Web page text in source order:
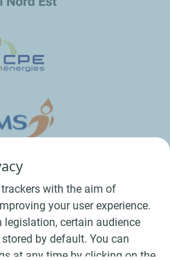
with the aim of
your user experience.
legislation, certain audience
by default. You can
at any time by clicking on the